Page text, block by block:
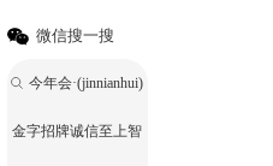
微信搜一搜
今年会·(jinnianhui)
金字招牌诚信至上智